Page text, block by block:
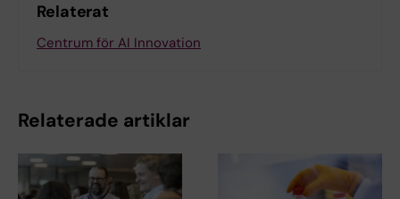
Relaterat
Centrum för AI Innovation
Relaterade artiklar